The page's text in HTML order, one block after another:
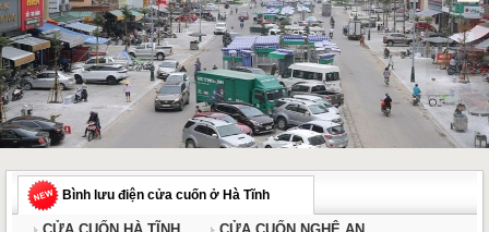
Bình lưu điện cửa cuốn ở Hà Tĩnh